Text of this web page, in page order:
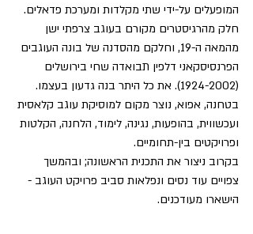
המופעלים על-ידי שתי מקלדות ומערכת פדאלים.
חלק מהרגיסטרים מקורם בעוגב צרפתי ישן
מהמאה ה-19, וחלקם מהסדנה של בונה העוגבים
הפרנסיסקאני דלפין תבואדה שחי בירושלים
(1924-2002). את כל היתר בנה גדעון בעצמו.
בטחנה, אפוא, נוצר מקום למוסיקת עוגב קלאסית
ועכשווית, בהופעות, נגינה, לימוד, הלחנה, הקלטות
ופרויקטים בין-תחומיים.
בקרוב ניצור את התכנית הראשונה; ובהמשך
צפויים עוד נסים ונפלאות סביב פרויקט העוגב -
הישארו מעודכנים.